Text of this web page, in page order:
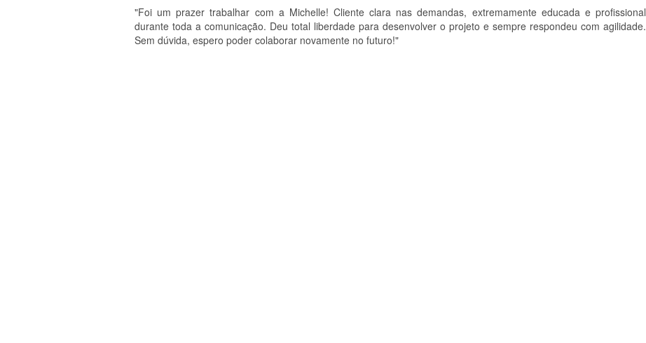
"Foi um prazer trabalhar com a Michelle! Cliente clara nas demandas, extremamente educada e profissional
durante toda a comunicação. Deu total liberdade para desenvolver o projeto e sempre respondeu com agilidade.
Sem dúvida, espero poder colaborar novamente no futuro!"